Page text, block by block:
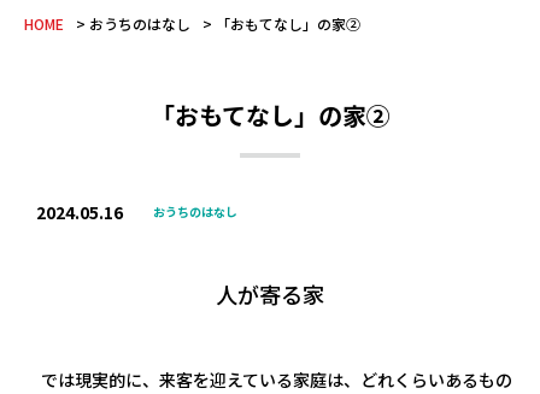
HOME おうちのはなし 「おもてなし」の家②
「おもてなし」の家②
2024.05.16 おうちのはなし
人が寄る家
では現実的に、来客を迎えている家庭は、どれくらいあるもの